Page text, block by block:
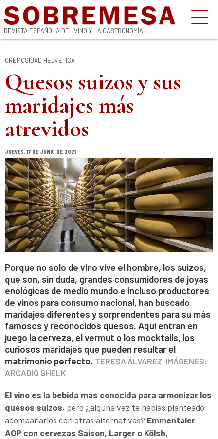
REVISTA ESPAÑOLA DEL VINO Y LA GASTRONOMÍA
CREMOSIDAD HELVÉTICA
Quesos suizos y sus
maridajes más
atrevidos
JUEVES, 17 DE JUNIO DE 2021
Porque no solo de vino vive el hombre, los suizos,
que son, sin duda, grandes consumidores de joyas
enológicas de medio mundo e incluso productores
de vinos para consumo nacional, han buscado
maridajes diferentes y sorprendentes para su más
famosos y reconocidos quesos. Aquí entran en
juego la cerveza, el vermut o los mocktails, los
curiosos maridajes que pueden resultar el
matrimonio perfecto. TERESA ÁLVAREZ. IMÁGENES:
ARCADIO SHELK
El vino es la bebida más conocida para armonizar los
quesos suizos, pero ¿alguna vez te habías planteado
acompañarlos con otras alternativas? Emmentaler
AOP con cervezas Saison, Larger o Kölsh,